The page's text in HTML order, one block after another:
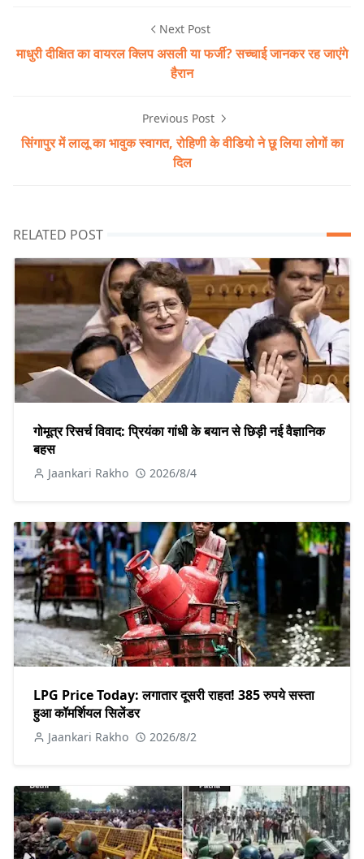
Next Post
माधुरी दीक्षित का वायरल क्लिप असली या फर्जी? सच्चाई जानकर रह जाएंगे
हैरान
Previous Post
सिंगापुर में लालू का भावुक स्वागत, रोहिणी के वीडियो ने छू लिया लोगों का
दिल
RELATED POST
गोमूत्र रिसर्च विवाद: प्रियंका गांधी के बयान से छिड़ी नई वैज्ञानिक
बहस
Jaankari Rakho 2026/8/4
LPG Price Today: लगातार दूसरी राहत! 385 रुपये सस्ता
हुआ कॉमर्शियल सिलेंडर
Jaankari Rakho 2026/8/2